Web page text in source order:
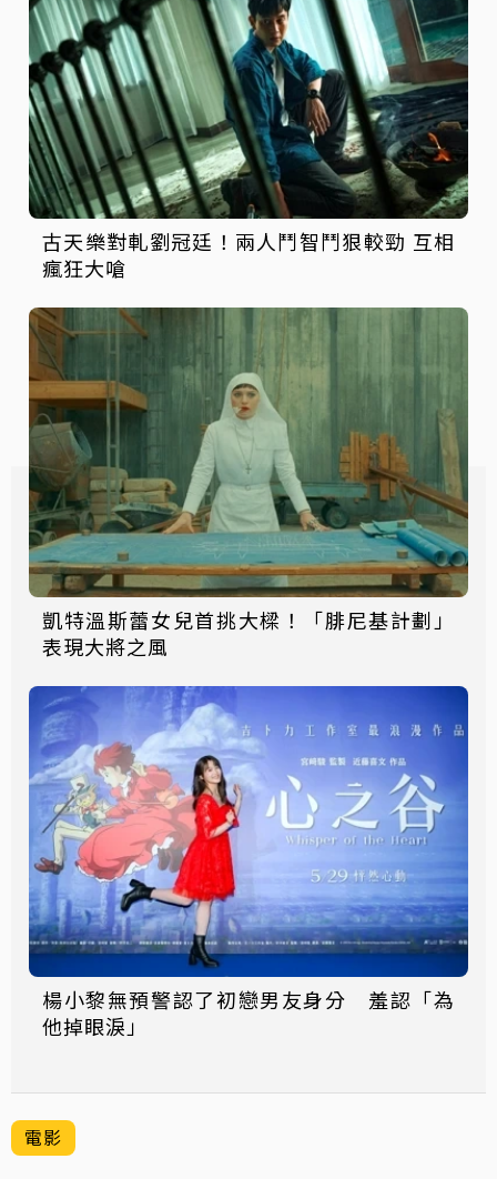
古天樂對軋劉冠廷！兩人鬥智鬥狠較勁 互相
瘋狂大嗆
凱特溫斯蕾女兒首挑大樑！「腓尼基計劃」
表現大將之風
楊小黎無預警認了初戀男友身分 羞認「為
他掉眼淚」
電影